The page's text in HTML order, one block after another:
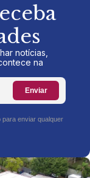
notícias,
na
Enviar
para enviar qualquer